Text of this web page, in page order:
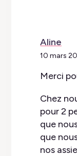
Aline
10 mars
Merci
Chez
pour 2
que
que
nos